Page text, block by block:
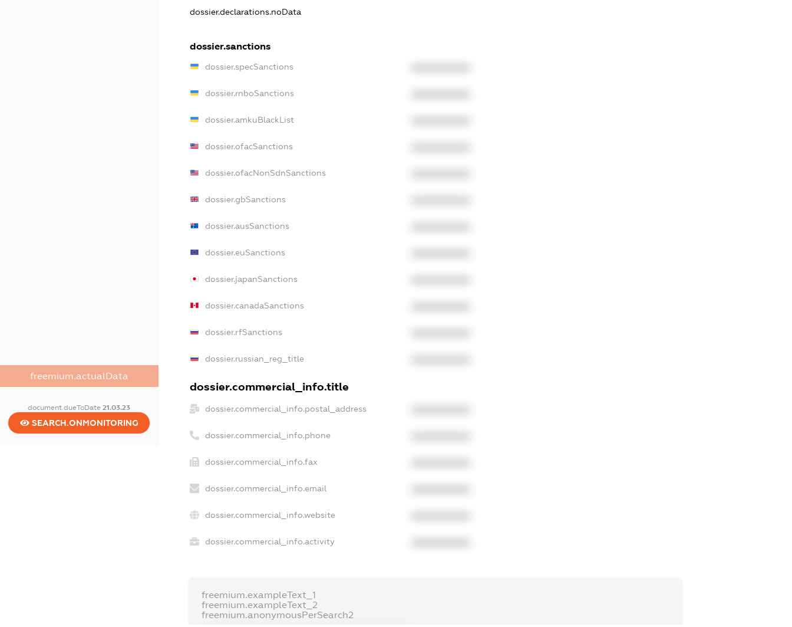
freemium.actualData
document.dueToDate21.03.23
SEARCH.ONMONITORING
dossier.declarations.noData
dossier.sanctions
dossier.specSanctions
dossier.rnboSanctions
dossier.amkuBlackList
dossier.ofacSanctions
dossier.ofacNonSdnSanctions
dossier.gbSanctions
dossier.ausSanctions
dossier.euSanctions
dossier.japanSanctions
dossier.canadaSanctions
dossier.rfSanctions
dossier.russian_reg_title
dossier.commercial_info.title
dossier.commercial_info.postal_address
dossier.commercial_info.phone
dossier.commercial_info.fax
dossier.commercial_info.email
dossier.commercial_info.website
dossier.commercial_info.activity
freemium.exampleText_1
freemium.exampleText_2
freemium.anonymousPerSearch2